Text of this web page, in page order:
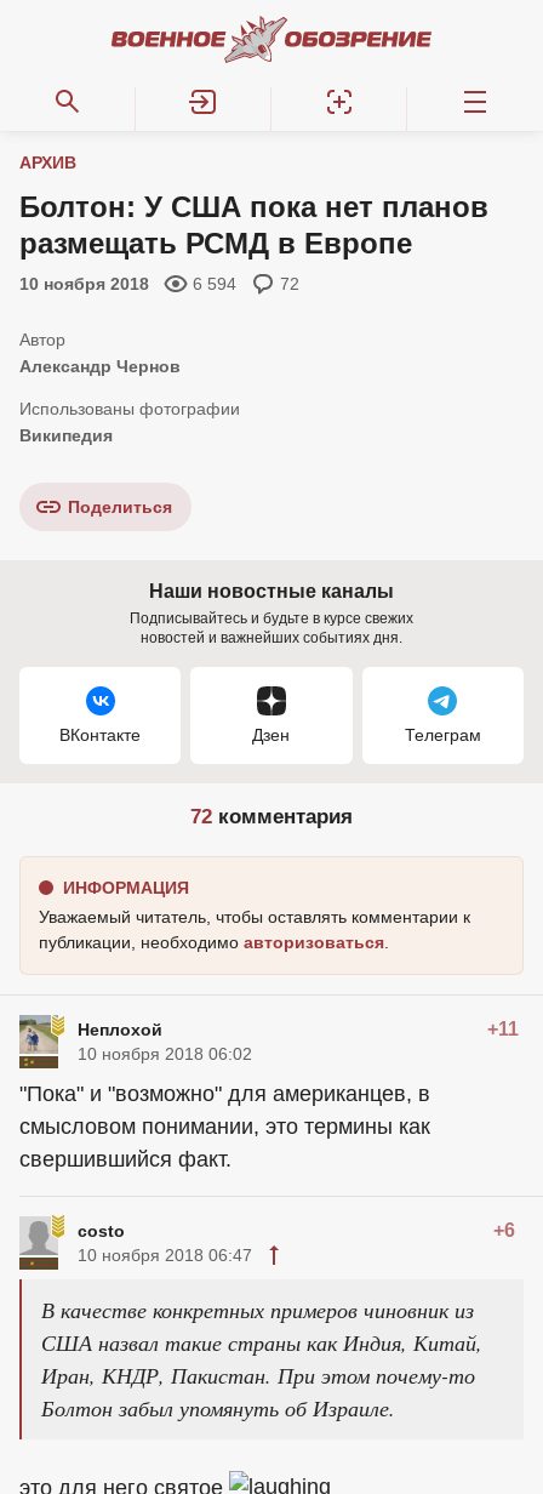
АРХИВ
Болтон: У США пока нет планов
размещать РСМД в Европе
10 ноября 2018 6 594 72
Александр Чернов
Википедия
Поделиться
Наши новостные каналы
Подписывайтесь и будьте в курсе свежих
новостей и важнейших событиях дня.
ВКонтакте Дзен Телеграм
72 комментария
ИНФОРМАЦИЯ
Уважаемый читатель, чтобы оставлять комментарии к
публикации, необходимо авторизоваться
Неплохой +11
10 ноября 2018 06:02
"Пока" и "возможно" для американцев, в
смысловом понимании, это термины как
свершившийся факт.
costo +6
10 ноября 2018 06:47
В качестве конкретных примеров чиновник из
США назвал такие страны как Индия, Китай,
Иран, КНДР, Пакистан. При этом почему-то
Болтон забыл упомянуть об Израиле.
это для него святое